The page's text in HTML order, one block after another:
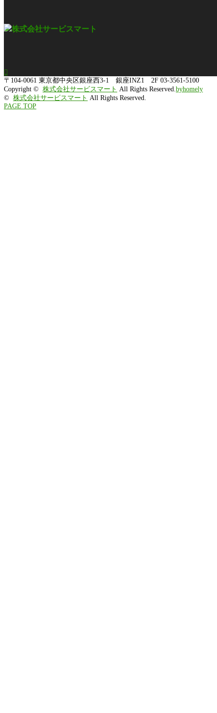

〒104-0061 東京都中央区銀座西3-1 銀座INZ1 2F 03-3561-5100
Copyright © 株式会社サービスマート All Rights Reserved. byhomely
© 株式会社サービスマート All Rights Reserved.
PAGE TOP